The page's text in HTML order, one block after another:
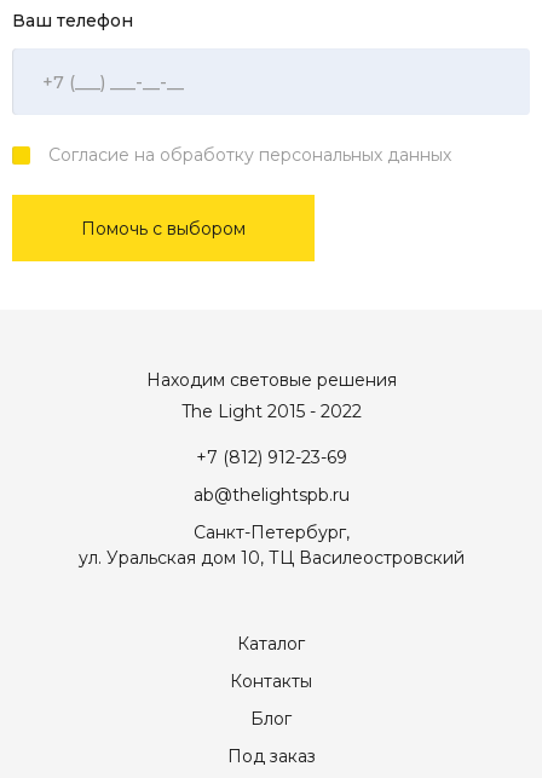
Ваш телефон
Помочь с выбором
Согласие на обработку персональных данных
Находим световые решения
The Light 2015 - 2022
+7 (812) 912-23-69
ab@thelightspb.ru
Санкт-Петербург,
ул. Уральская дом 10, ТЦ Василеостровский
Каталог
Контакты
Блог
Под заказ